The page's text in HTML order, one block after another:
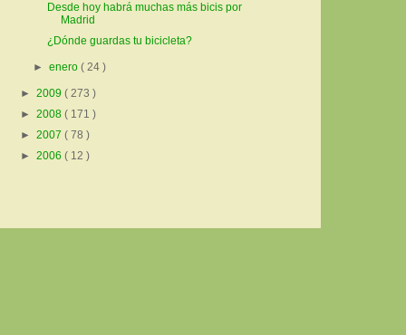
Desde hoy habrá muchas más bicis por
Madrid
¿Dónde guardas tu bicicleta?
►enero( 24 )
► 2009 ( 273 )
► 2008 ( 171 )
► 2007 ( 78 )
► 2006 ( 12 )